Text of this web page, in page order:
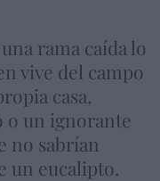
rama caída lo
vive del campo
casa,
o un ignorante
no sabrían
un eucalipto.